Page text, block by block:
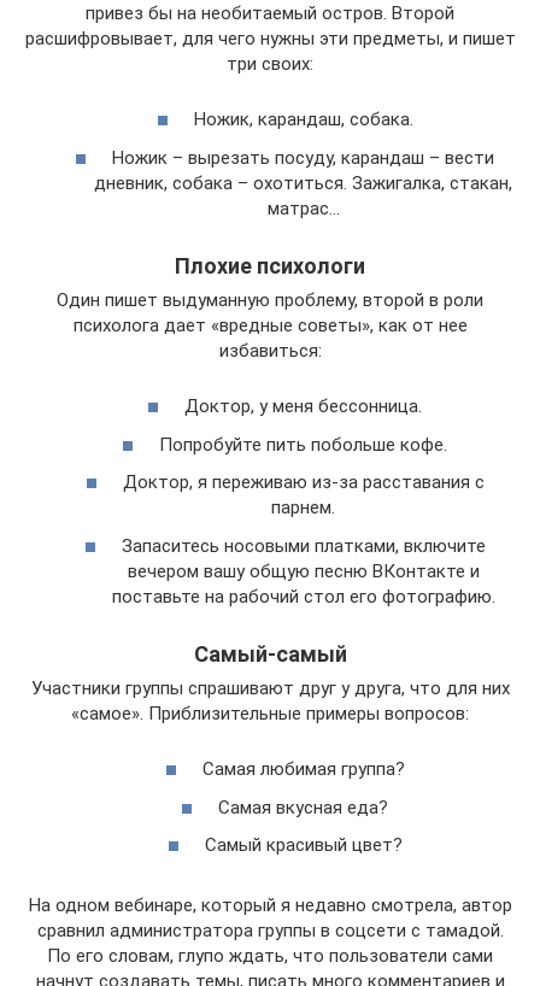
привез бы на необитаемый остров. Второй
расшифровывает, для чего нужны эти предметы, и пишет
три своих:
Ножик, карандаш, собака.
Ножик – вырезать посуду, карандаш – вести
дневник, собака – охотиться. Зажигалка, стакан,
матрас…
Плохие психологи
Один пишет выдуманную проблему, второй в роли
психолога дает «вредные советы», как от нее
избавиться:
Доктор, у меня бессонница.
Попробуйте пить побольше кофе.
Доктор, я переживаю из-за расставания с
парнем.
Запаситесь носовыми платками, включите
вечером вашу общую песню ВКонтакте и
поставьте на рабочий стол его фотографию.
Самый-самый
Участники группы спрашивают друг у друга, что для них
«самое». Приблизительные примеры вопросов:
Самая любимая группа?
Самая вкусная еда?
Самый красивый цвет?
На одном вебинаре, который я недавно смотрела, автор
сравнил администратора группы в соцсети с тамадой.
По его словам, глупо ждать, что пользователи сами
начнут создавать темы, писать много комментариев и